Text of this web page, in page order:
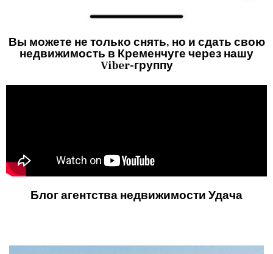
Вы можете не только снять, но и сдать свою
недвижимость в Кременчуге через нашу
Viber-группу
Блог агентства недвижимости Удача